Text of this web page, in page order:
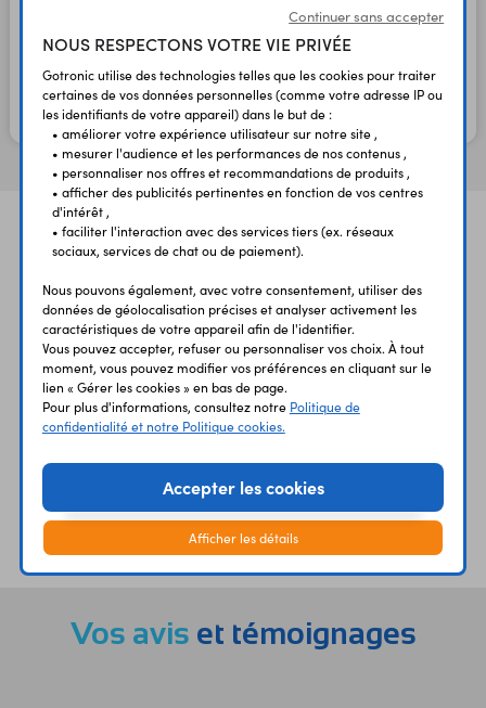
1,35 €
En stock
UNE QUESTION?
UN CONSEIL?
PAIEMENT
SÉCURISÉ
LIVRAISON
RAPIDE
ÉTABLISSEMENTS
SCOLAIRES
PLUS 30 ANS
D’EXPERIENCE
Vos avis et témoignages
Continuer sans accepter
NOUS RESPECTONS VOTRE VIE PRIVÉE
Gotronic utilise des technologies telles que les cookies pour traiter
certaines de vos données personnelles (comme votre adresse IP ou
les identifiants de votre appareil) dans le but de :
• améliorer votre expérience utilisateur sur notre site ,
• mesurer l'audience et les performances de nos contenus ,
• personnaliser nos offres et recommandations de produits ,
• afficher des publicités pertinentes en fonction de vos centres
d'intérêt ,
• faciliter l'interaction avec des services tiers (ex. réseaux
sociaux, services de chat ou de paiement).
Nous pouvons également, avec votre consentement, utiliser des
données de géolocalisation précises et analyser activement les
caractéristiques de votre appareil afin de l'identifier.
Vous pouvez accepter, refuser ou personnaliser vos choix. À tout
moment, vous pouvez modifier vos préférences en cliquant sur le
lien « Gérer les cookies » en bas de page.
Pour plus d'informations, consultez notre Politique de
confidentialité et notre Politique cookies.
Accepter les cookies
Afficher les détails